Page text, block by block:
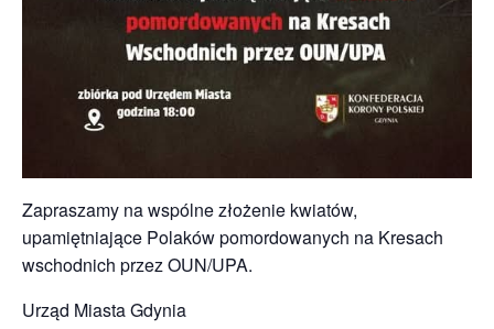
Zapraszamy na wspólne złożenie kwiatów,
upamiętniające Polaków pomordowanych na Kresach
wschodnich przez OUN/UPA.
Urząd Miasta Gdynia